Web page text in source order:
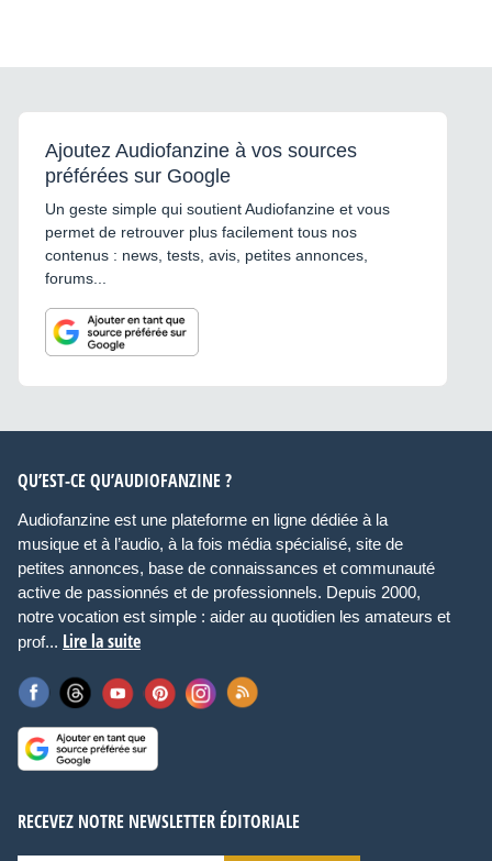
Ajoutez Audiofanzine à vos sources
préférées sur Google
Un geste simple qui soutient Audiofanzine et vous
permet de retrouver plus facilement tous nos
contenus : news, tests, avis, petites annonces,
forums...
QU’EST-CE QU’AUDIOFANZINE ?
Audiofanzine est une plateforme en ligne dédiée à la
musique et à l’audio, à la fois média spécialisé, site de
petites annonces, base de connaissances et communauté
active de passionnés et de professionnels. Depuis 2000,
notre vocation est simple : aider au quotidien les amateurs et
prof... Lire la suite
RECEVEZ NOTRE NEWSLETTER ÉDITORIALE